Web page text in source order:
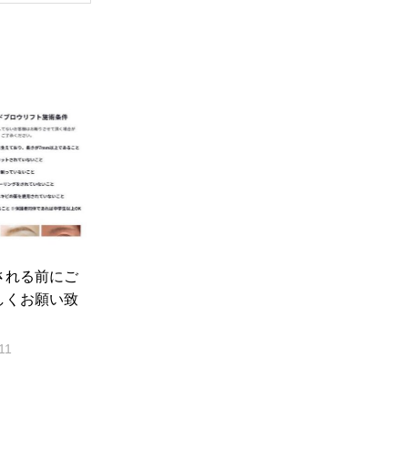
れる前にご
くお願い致